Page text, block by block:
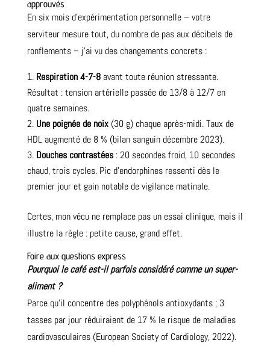
approuvés
En six mois d’expérimentation personnelle – votre
serviteur mesure tout, du nombre de pas aux décibels de
ronflements – j’ai vu des changements concrets :
Respiration 4-7-8avant toute réunion stressante.
Résultat : tension artérielle passée de 13/8 à 12/7 en
quatre semaines.
Une poignée de noix(30 g) chaque après-midi. Taux de
HDL augmenté de 8 % (bilan sanguin décembre 2023).
Douches contrastées: 20 secondes froid, 10 secondes
chaud, trois cycles. Pic d’endorphines ressenti dès le
premier jour et gain notable de vigilance matinale.
Certes, mon vécu ne remplace pas un essai clinique, mais il
illustre la règle : petite cause, grand effet.
Foire aux questions express
Pourquoi le café est-il parfois considéré comme un super-
aliment ?
Parce qu’il concentre des polyphénols antioxydants ; 3
tasses par jour réduiraient de 17 % le risque de maladies
cardiovasculaires (European Society of Cardiology, 2022).